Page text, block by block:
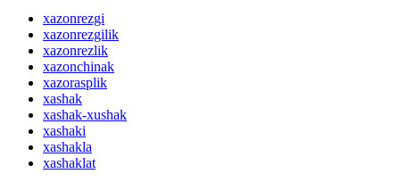
xazonrezgi
xazonrezgilik
xazonrezlik
xazonchinak
xazorasplik
xashak
xashak-xushak
xashaki
xashakla
xashaklat